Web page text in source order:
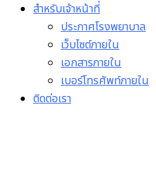
สำหรับเจ้าหน้าที่
ประกาศโรงพยาบาล
เว็บไซต์ภายใน
เอกสารภายใน
เบอร์โทรศัพท์ภายใน
ติดต่อเรา